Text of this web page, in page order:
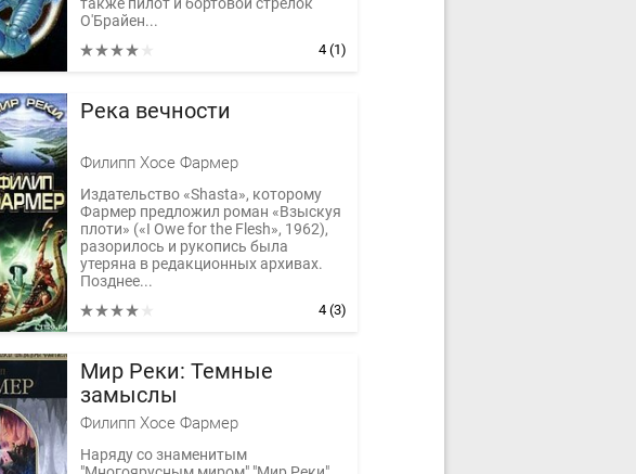
О'Брайен...
4(1)
Река вечности
Филипп Хосе Фармер
Издательство «Shasta», которому
Фармер предложил роман «Взыскуя
плоти» («I Owe for the Flesh», 1962),
разорилось и рукопись была
утеряна в редакционных архивах.
Позднее...
4(3)
Мир Реки: Темные
замыслы
Филипп Хосе Фармер
Наряду со знаменитым